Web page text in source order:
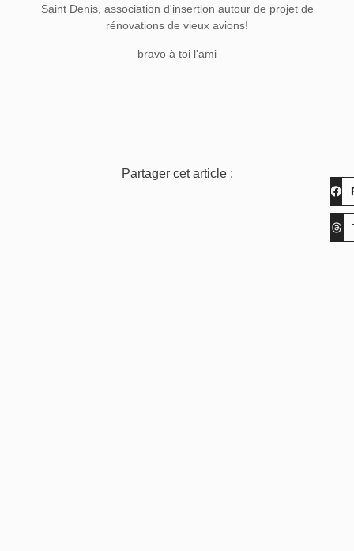
Saint Denis, association d'insertion autour de projet de
rénovations de vieux avions!
bravo à toi l'ami
Partager cet article :